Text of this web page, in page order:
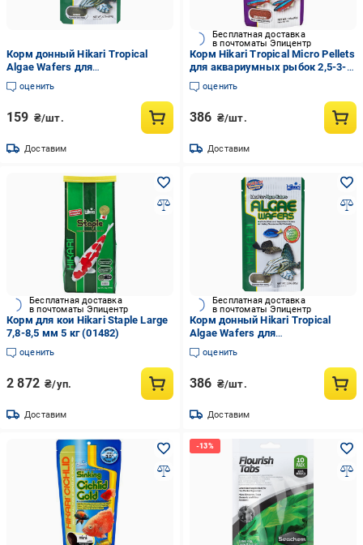
Корм донный Hikari Tropical
Algae Wafers для
растительноядных сомов
анциструс 12+ см/диски 15-20
оценить
159 ₴/шт.
Доставим
Бесплатная доставка
в почтоматы Эпицентр
Корм Hikari Tropical Micro Pellets
для аквариумных рыбок 2,5-3-5
см/микрогранула ~0,8 мм/45 г
медленно-тонучий (21108)
оценить
386 ₴/шт.
Доставим
Бесплатная доставка
в почтоматы Эпицентр
Корм для кои Hikari Staple Large
7,8-8,5 мм 5 кг (01482)
оценить
2 872 ₴/уп.
Доставим
Бесплатная доставка
в почтоматы Эпицентр
Корм донный Hikari Tropical
Algae Wafers для
растительноядных сомов
анциструс 12+ см диски 15-20
оценить
386 ₴/шт.
Доставим